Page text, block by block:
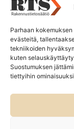
Parhaan
evästeitä,
tekniikoiden
kuten
Suostumuksen
tiettyihin